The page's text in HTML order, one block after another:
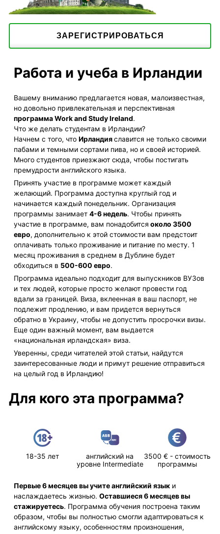
ЗАРЕГИСТРИРОВАТЬСЯ
Работа и учеба в Ирландии
Вашему вниманию предлагается новая, малоизвестная,
но довольно привлекательная и перспективная
программа Work and Study Ireland.
Что же делать студентам в Ирландии?
Начнем с того, что Ирландияславится не только своими
пабами и темными сортами пива, но и своей историей.
Много студентов приезжают сюда, чтобы постигать
премудрости английского языка.
Принять участие в программе может каждый
желающий. Программа доступна круглый год и
начинается каждый понедельник. Организация
программы занимает 4-6 недель. Чтобы принять
участие в программе, вам понадобится около 3500
евро, дополнительно к этой стоимости вам предстоит
оплачивать только проживание и питание по месту. 1
месяц проживания в среднем в Дублине будет
обходиться в 500-600 евро.
Программа идеально подходит для выпускников ВУЗов
и тех людей, которые просто желают провести год
вдали за границей. Виза, вклеенная в ваш паспорт, не
подлежит продлению, и вам придется вернуться
обратно в Украину, чтобы не допустить просрочки визы.
Еще один важный момент, вам выдается
«национальная ирландская» виза.
Уверенны, среди читателей этой статьи, найдутся
заинтересованные люди и примут решение отправиться
на целый год в Ирландию!
Для кого эта программа?
18-35 лет
английский на
уровне Intermediate
3500 € - стоимость
программы
Первые 6 месяцев вы учите английский язык и
наслаждаетесь жизнью. Оставшиеся 6 месяцев вы
стажируетесь. Программа обучения построена таким
образом, чтобы вы полностью смогли адаптироваться к
английскому языку, особенностям произношения,